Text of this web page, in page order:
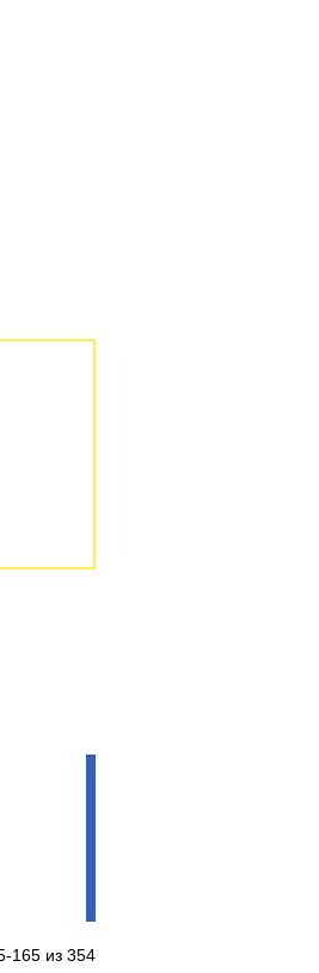
165 из 354